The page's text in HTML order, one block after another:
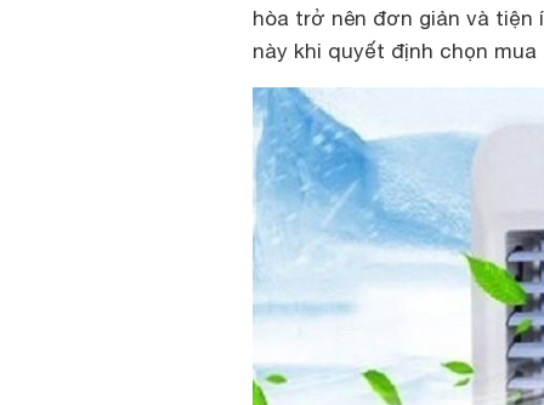
hòa trở nên đơn giản và tiện
này khi quyết định chọn mua